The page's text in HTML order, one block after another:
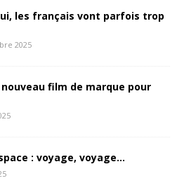
les français vont parfois trop
2025
film de marque pour
: voyage, voyage…